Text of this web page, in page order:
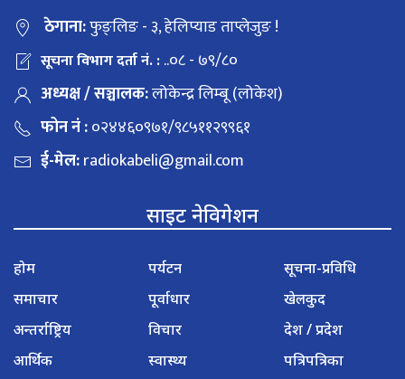
ठेगाना:फुङ्लिङ - ३, हेलिप्याड ताप्लेजुङ !
सूचना विभाग दर्ता नं. :..०८ - ७९/८०
अध्यक्ष / सञ्चालक:लोकेन्द्र लिम्बू (लोकेश)
फोन नं :०२४४६०९७१/९८५११२९९६१
ई-मेल:radiokabeli@gmail.com
साइट नेविगेशन
होम
समाचार
अन्तर्राष्ट्रिय
आर्थिक
पर्यटन
पूर्वाधार
विचार
स्वास्थ्य
सूचना-प्रविधि
खेलकुद
देश / प्रदेश
पत्रिपत्रिका